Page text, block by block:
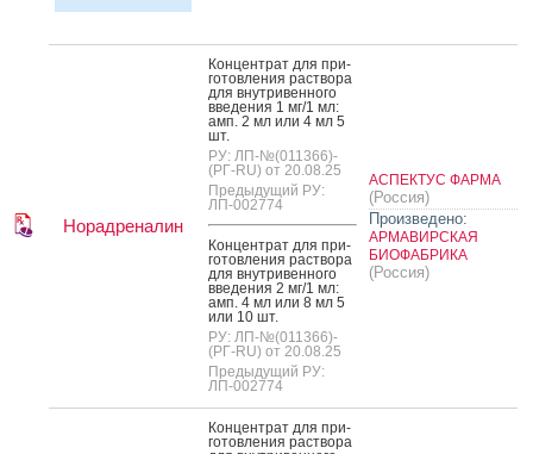
Норадреналин
Кон­цен­трат для при­
готов­ле­ния рас­тво­ра
для внут­ри­вен­но­го
вве­дения 1 мг/1 мл:
амп. 2 мл или 4 мл 5
шт.
РУ: ЛП-№(011366)-
(РГ-RU) от 20.08.25
Предыдущий РУ:
ЛП-002774
Кон­цен­трат для при­
готов­ле­ния рас­тво­ра
для внут­ри­вен­но­го
вве­дения 2 мг/1 мл:
амп. 4 мл или 8 мл 5
или 10 шт.
РУ: ЛП-№(011366)-
(РГ-RU) от 20.08.25
Предыдущий РУ:
ЛП-002774
АСПЕКТУС ФАРМА
(Россия)
Произведено:
АРМАВИРСКАЯ
БИОФАБРИКА
(Россия)
Кон­цен­трат для при­
готов­ле­ния рас­тво­ра